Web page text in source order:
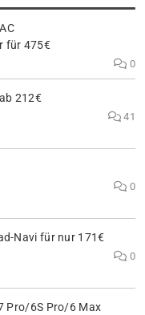
für 475€
0
212€
41
0
Navi für nur 171€
0
Pro/6S Pro/6 Max